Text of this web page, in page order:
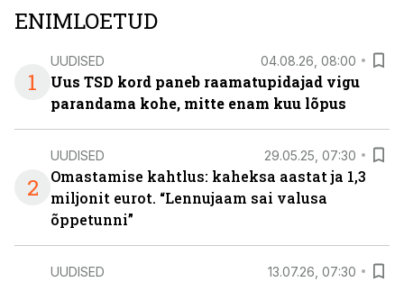
ENIMLOETUD
1
UUDISED 04.08.26, 08:00
Uus TSD kord paneb raamatupidajad vigu
parandama kohe, mitte enam kuu lõpus
2
UUDISED 29.05.25, 07:30
Omastamise kahtlus: kaheksa aastat ja 1,3
miljonit eurot. “Lennujaam sai valusa
õppetunni”
UUDISED 13.07.26, 07:30